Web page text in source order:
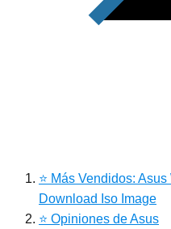
⭐ Más Vendidos:
Download Iso Image
⭐ Opiniones de Asus